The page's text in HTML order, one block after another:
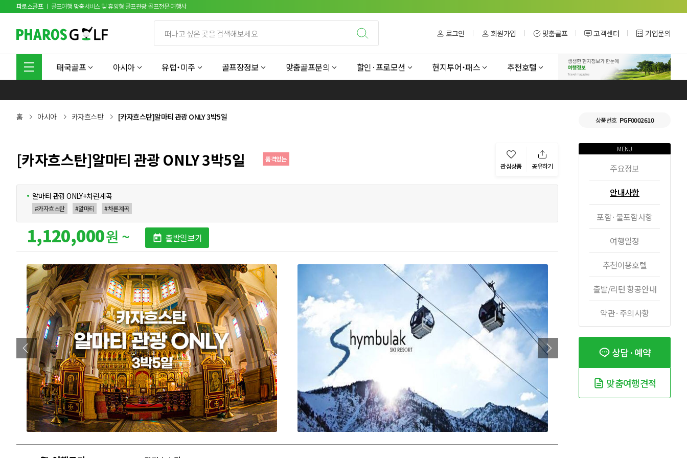
파로스골프 ㅣ 골프여행 맞춤서비스 및 휴양형 골프관광 골프전문 여행사
로그인 회원가입 맞춤골프 고객센터 기업문의
태국골프 아시아 유럽˙미주 골프장정보 맞춤골프문의 할인·프로모션 현지투어˙패스 추천호텔
홈 아시아 카자흐스탄 [카자흐스탄]알마티 관광 ONLY 3박5일
[카자흐스탄]알마티 관광 ONLY 3박5일
품격있는
관심상품
공유하기
알마티 관광 ONLY+차린계곡
#카자흐스탄 #알마티 #차른계곡
1,120,000원 ~ 출발일보기
상품번호 PGF0002610
MENU
주요정보
안내사항
포함·불포함사항
여행일정
추천이용호텔
출발/리턴 항공안내
약관·주의사항
상담·예약
맞춤여행견적